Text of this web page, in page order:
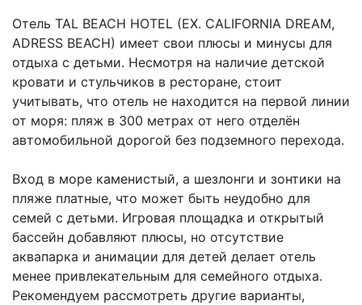
Отель TAL BEACH HOTEL (EX. CALIFORNIA DREAM,
ADRESS BEACH) имеет свои плюсы и минусы для
отдыха с детьми. Несмотря на наличие детской
кровати и стульчиков в ресторане, стоит
учитывать, что отель не находится на первой линии
от моря: пляж в 300 метрах от него отделён
автомобильной дорогой без подземного перехода.
Вход в море каменистый, а шезлонги и зонтики на
пляже платные, что может быть неудобно для
семей с детьми. Игровая площадка и открытый
бассейн добавляют плюсы, но отсутствие
аквапарка и анимации для детей делает отель
менее привлекательным для семейного отдыха.
Рекомендуем рассмотреть другие варианты,